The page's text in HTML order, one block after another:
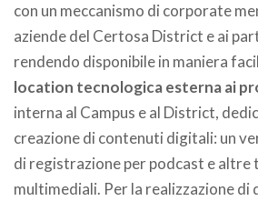
con un meccanismo di corporate
aziende del Certosa District e ai
rendendo disponibile in maniera
location tecnologica esterna ai
interna al Campus e al District,
creazione di contenuti digitali: un
di registrazione per podcast e altre
multimediali. Per la realizzazione